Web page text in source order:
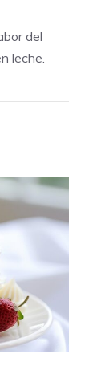
del
leche.